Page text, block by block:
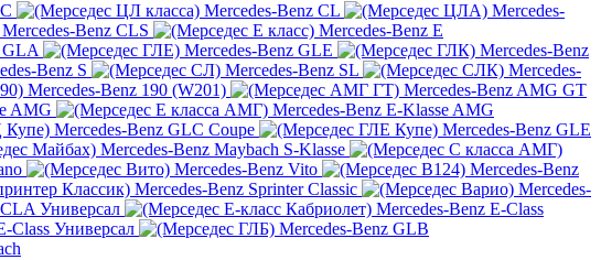
Mercedes-Benz CL
Mercedes-
Mercedes-Benz CLS
Mercedes-Benz E
GLA Mercedes-Benz GLE
Mercedes-Benz
Benz S Mercedes-Benz SL
Mercedes-
Mercedes-Benz 190 (W201)
Mercedes-Benz AMG GT
AMG
Mercedes-Benz E-Klasse AMG
Mercedes-Benz GLC Coupe
Mercedes-Benz GLE
Mercedes-Benz Maybach S-Klasse
Mercedes-Benz Vito
Mercedes-Benz
Mercedes-Benz Sprinter Classic
Mercedes-
Универсал
Mercedes-Benz E-Class
Class Универсал
Mercedes-Benz GLB